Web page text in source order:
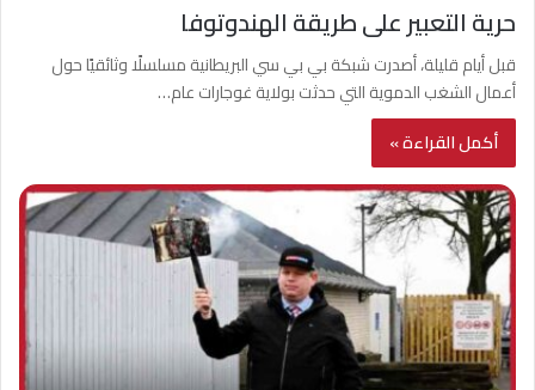
حرية التعبير على طريقة الهندوتوفا
قبل أيام قليلة، أصدرت شبكة بي بي سي البريطانية مسلسلًا وثائقيًا حول
أعمال الشغب الدموية التي حدثت بولاية غوجارات عام…
أكمل القراءة »